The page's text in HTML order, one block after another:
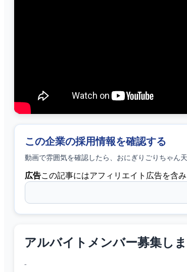
この企業の採用情報を確認する
動画で雰囲気を確認したら、 おにぎりごりちゃん
広告この記事にはアフィリエイト広告を含み
アルバイトメンバー募集し
-